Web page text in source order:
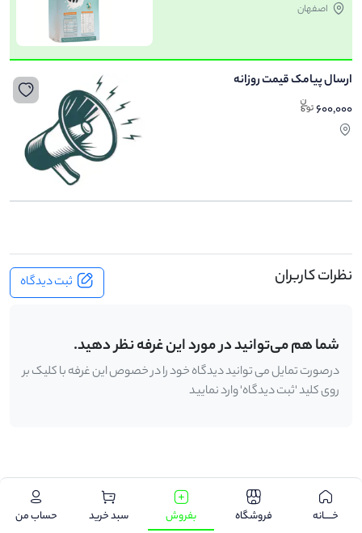
اصفهان
ارسال پیامک قیمت روزانه
600,000
نظرات کاربران ثبت دیدگاه
شما هم می‌توانید در مورد این غرفه نظر دهید.
درصورت تمایل می توانید دیدگاه خود را در خصوص این غرفه با کلیک بر
روی کلید 'ثبت دیدگاه' وارد نمایید
خـــــانه فروشگاه بفروش سبد خرید حساب من